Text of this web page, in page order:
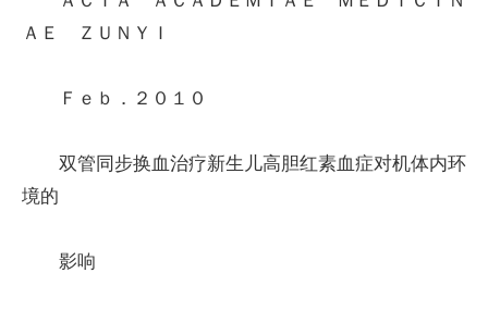
ＡＥ ＺＵＮＹＩ
Ｆｅｂ．２０１０
双管同步换血治疗新生儿高胆红素血症对机体内环
境的
影响